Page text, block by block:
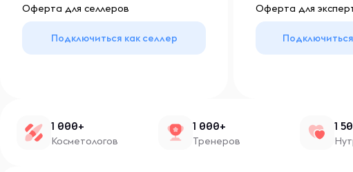
Оферта для селлеров
Подключиться как селлер
Оферта для
1 000+
Косметологов
1 000+
Тренеров
1